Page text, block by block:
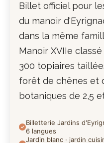
Billet officiel pour
du manoir
dans la même
Manoir XVIIe
300 topiaires
forêt de chênes et
botaniques de 2,5
Billetterie Jardins
6 langues
Jardin blanc · jardin